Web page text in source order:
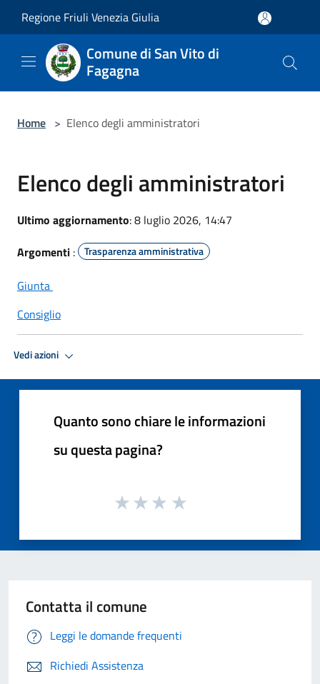
Regione Friuli Venezia Giulia
Comune di San Vito di
Fagagna
Home > Elenco degli amministratori
Elenco degli amministratori
Ultimo aggiornamento: 8 luglio 2026, 14:47
Argomenti : Trasparenza amministrativa
Giunta
Consiglio
Vedi azioni
Quanto sono chiare le informazioni
su questa pagina?
Contatta il comune
Leggi le domande frequenti
Richiedi Assistenza